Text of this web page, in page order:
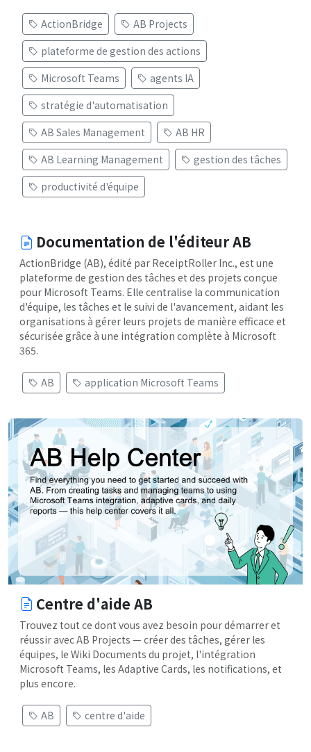
ActionBridge
AB Projects
plateforme de gestion des actions
Microsoft Teams
agents IA
stratégie d'automatisation
AB Sales Management
AB HR
AB Learning Management
gestion des tâches
productivité d'équipe
Documentation de l'éditeur AB
ActionBridge (AB), édité par ReceiptRoller Inc., est une
plateforme de gestion des tâches et des projets conçue
pour Microsoft Teams. Elle centralise la communication
d'équipe, les tâches et le suivi de l'avancement, aidant les
organisations à gérer leurs projets de manière efficace et
sécurisée grâce à une intégration complète à Microsoft
365.
AB application Microsoft Teams
Centre d'aide AB
Trouvez tout ce dont vous avez besoin pour démarrer et
réussir avec AB Projects — créer des tâches, gérer les
équipes, le Wiki Documents du projet, l'intégration
Microsoft Teams, les Adaptive Cards, les notifications, et
plus encore.
AB centre d'aide